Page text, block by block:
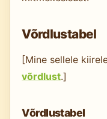
Võrdlustabel
[Mine sellele
võrdlust.]
Võrdlustabel